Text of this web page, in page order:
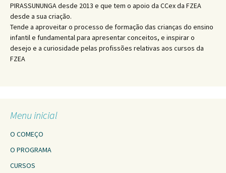
PIRASSUNUNGA desde 2013 e que tem o apoio da CCex da FZEA
desde a sua criação.
Tende a aproveitar o processo de formação das crianças do ensino
infantil e fundamental para apresentar conceitos, e inspirar o
desejo e a curiosidade pelas profissões relativas aos cursos da
FZEA
Menu inicial
O COMEÇO
O PROGRAMA
CURSOS